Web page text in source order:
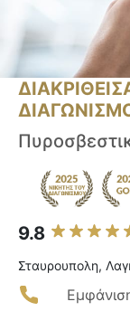
9.8
Σταυρουπολη,